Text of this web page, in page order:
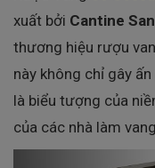
xuất bởi Cantine
thương hiệu rượu
này không chỉ gây
là biểu tượng của
của các nhà làm